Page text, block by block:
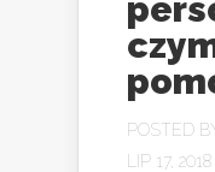
POSTED
LIP 17, 2018